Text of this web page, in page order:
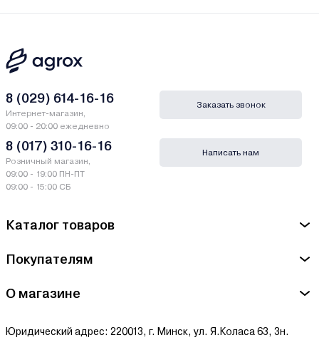
Каталог товаров
Покупателям
О магазине
Юридический адрес: 220013, г. Минск, ул. Я.Коласа 63, 3н.
8 (029) 614-16-16
Интернет-магазин,
09:00 - 20:00 ежедневно
8 (017) 310-16-16
Розничный магазин,
09:00 - 19:00 ПН-ПТ
09:00 - 15:00 СБ
Заказать звонок
Написать нам